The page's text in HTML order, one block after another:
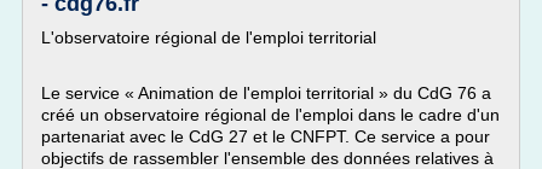
L'observatoire régional de l'emploi territorial
Le service « Animation de l'emploi territorial » du CdG 76 a
créé un observatoire régional de l'emploi dans le cadre d'un
partenariat avec le CdG 27 et le CNFPT. Ce service a pour
objectifs de rassembler l'ensemble des données relatives à